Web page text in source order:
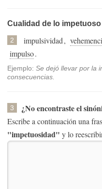
Cualidad de lo
2 impulsividad,
impulso.
Ejemplo: Se dejó llevar por la
consecuencias.
3 ¿No encontraste el
Escribe a continuación una
"impetuosidad" y lo